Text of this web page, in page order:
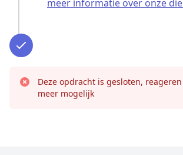
meer informatie over onze
Deze opdracht is gesloten,
meer mogelijk